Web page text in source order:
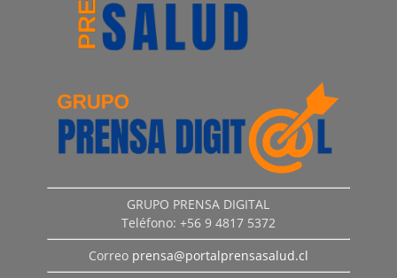
GRUPO PRENSA DIGITAL
Teléfono: +56 9 4817 5372
Correo prensa@portalprensasalud.cl